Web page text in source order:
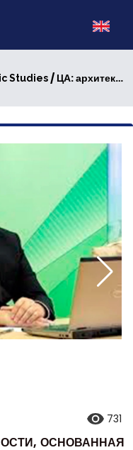
Studies/ ЦА: архитектура безопасности, основанная на диалоге, доверии и учёте интересов всех государств
731
ОСНОВАННАЯ